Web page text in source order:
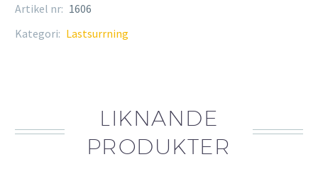
Artikel nr: 1606
Kategori: Lastsurrning
LIKNANDE
PRODUKTER